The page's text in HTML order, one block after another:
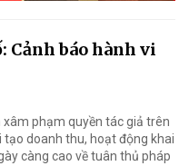
Cảnh báo hành vi
xâm phạm quyền tác giả trên
tạo doanh thu, hoạt động khai
càng cao về tuân thủ pháp